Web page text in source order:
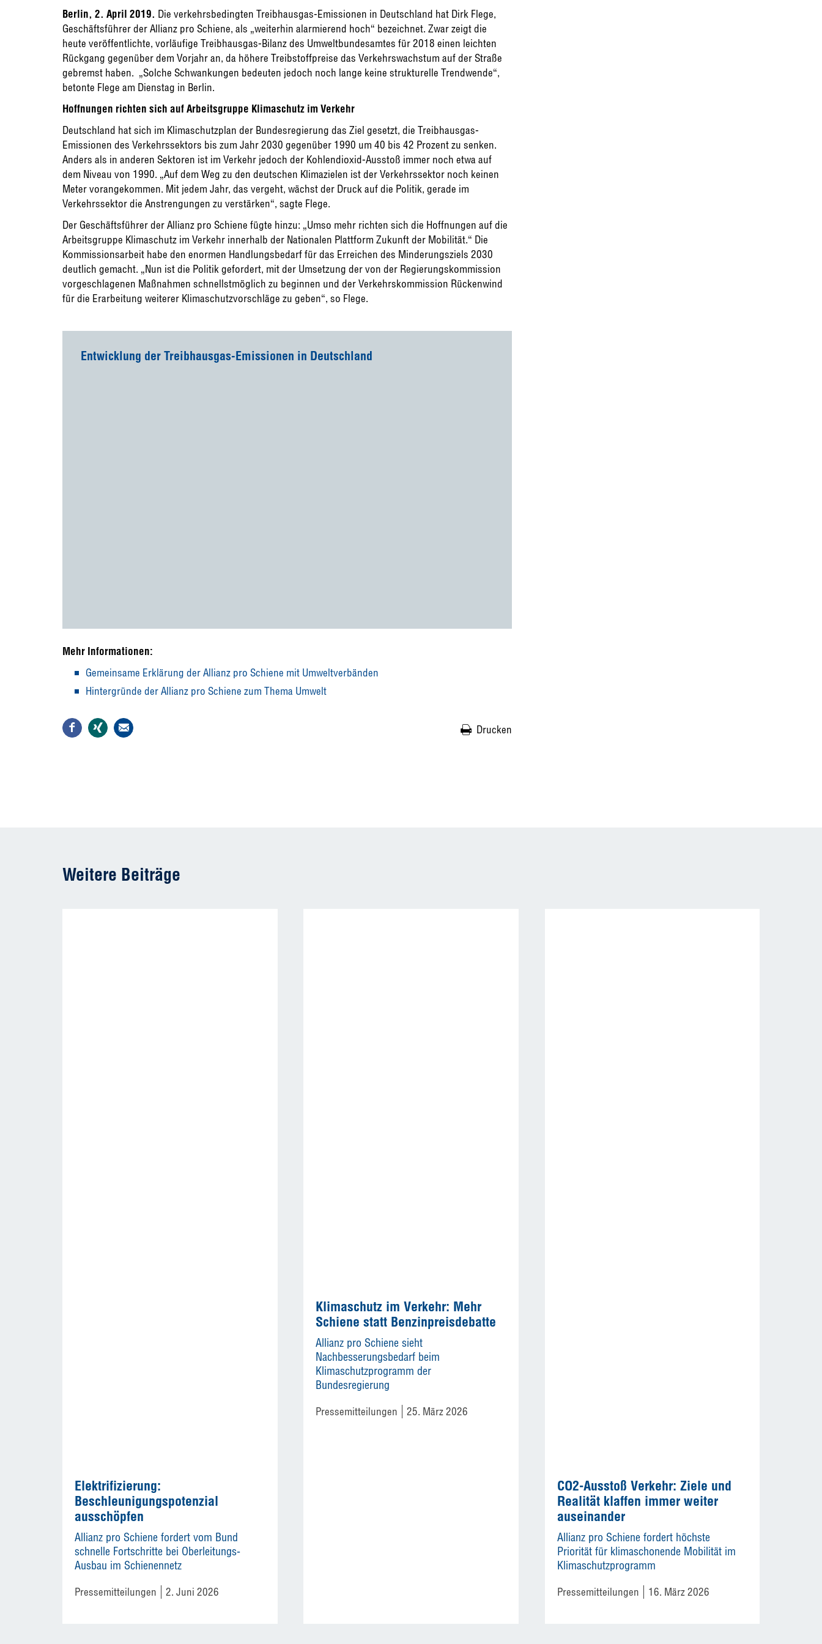
Berlin, 2. April 2019. Die verkehrsbedingten Treibhausgas-Emissionen in Deutschland hat Dirk Flege,
Geschäftsführer der Allianz pro Schiene, als „weiterhin alarmierend hoch“ bezeichnet. Zwar zeigt die
heute veröffentlichte, vorläufige Treibhausgas-Bilanz des Umweltbundesamtes für 2018 einen leichten
Rückgang gegenüber dem Vorjahr an, da höhere Treibstoffpreise das Verkehrswachstum auf der Straße
gebremst haben. „Solche Schwankungen bedeuten jedoch noch lange keine strukturelle Trendwende“,
betonte Flege am Dienstag in Berlin.
Hoffnungen richten sich auf Arbeitsgruppe Klimaschutz im Verkehr
Deutschland hat sich im Klimaschutzplan der Bundesregierung das Ziel gesetzt, die Treibhausgas-
Emissionen des Verkehrssektors bis zum Jahr 2030 gegenüber 1990 um 40 bis 42 Prozent zu senken.
Anders als in anderen Sektoren ist im Verkehr jedoch der Kohlendioxid-Ausstoß immer noch etwa auf
dem Niveau von 1990. „Auf dem Weg zu den deutschen Klimazielen ist der Verkehrssektor noch keinen
Meter vorangekommen. Mit jedem Jahr, das vergeht, wächst der Druck auf die Politik, gerade im
Verkehrssektor die Anstrengungen zu verstärken“, sagte Flege.
Der Geschäftsführer der Allianz pro Schiene fügte hinzu: „Umso mehr richten sich die Hoffnungen auf die
Arbeitsgruppe Klimaschutz im Verkehr innerhalb der Nationalen Plattform Zukunft der Mobilität.“ Die
Kommissionsarbeit habe den enormen Handlungsbedarf für das Erreichen des Minderungsziels 2030
deutlich gemacht. „Nun ist die Politik gefordert, mit der Umsetzung der von der Regierungskommission
vorgeschlagenen Maßnahmen schnellstmöglich zu beginnen und der Verkehrskommission Rückenwind
für die Erarbeitung weiterer Klimaschutzvorschläge zu geben“, so Flege.
Entwicklung der Treibhausgas-Emissionen in Deutschland
Mehr Informationen:
Gemeinsame Erklärung der Allianz pro Schiene mit Umweltverbänden
Hintergründe der Allianz pro Schiene zum Thema Umwelt
Drucken
Weitere Beiträge
Elektrifizierung:
Beschleunigungspotenzial
ausschöpfen
Allianz pro Schiene fordert vom Bund
schnelle Fortschritte bei Oberleitungs-
Ausbau im Schienennetz
Pressemitteilungen 2. Juni 2026
Klimaschutz im Verkehr: Mehr
Schiene statt Benzinpreisdebatte
Allianz pro Schiene sieht
Nachbesserungsbedarf beim
Klimaschutzprogramm der
Bundesregierung
Pressemitteilungen 25. März 2026
CO2-Ausstoß Verkehr: Ziele und
Realität klaffen immer weiter
auseinander
Allianz pro Schiene fordert höchste
Priorität für klimaschonende Mobilität im
Klimaschutzprogramm
Pressemitteilungen 16. März 2026